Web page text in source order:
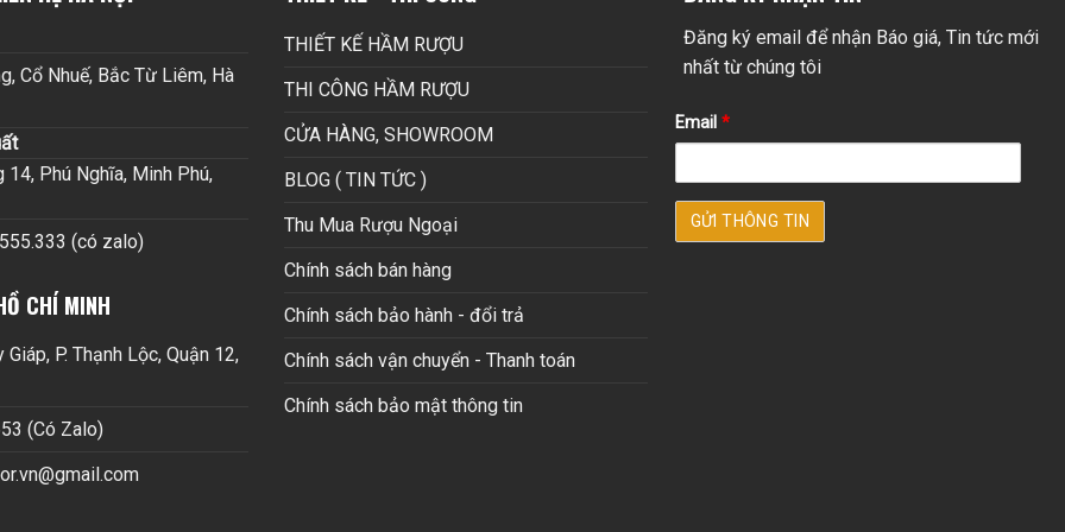
Cổ Nhuế, Bắc Từ Liêm, Hà
Phú Nghĩa, Minh Phú,
(có zalo)
CHÍ MINH
P. Thạnh Lộc, Quận 12,
(Có Zalo)
THIẾT KẾ HẦM RƯỢU
THI CÔNG HẦM RƯỢU
CỬA HÀNG, SHOWROOM
BLOG ( TIN TỨC )
Thu Mua Rượu Ngoại
Chính sách bán hàng
Chính sách bảo hành - đổi trả
Chính sách vận chuyển - Thanh toán
Chính sách bảo mật thông tin
Đăng ký email để nhận Báo giá, Tin tức mới
nhất từ chúng tôi
Email *